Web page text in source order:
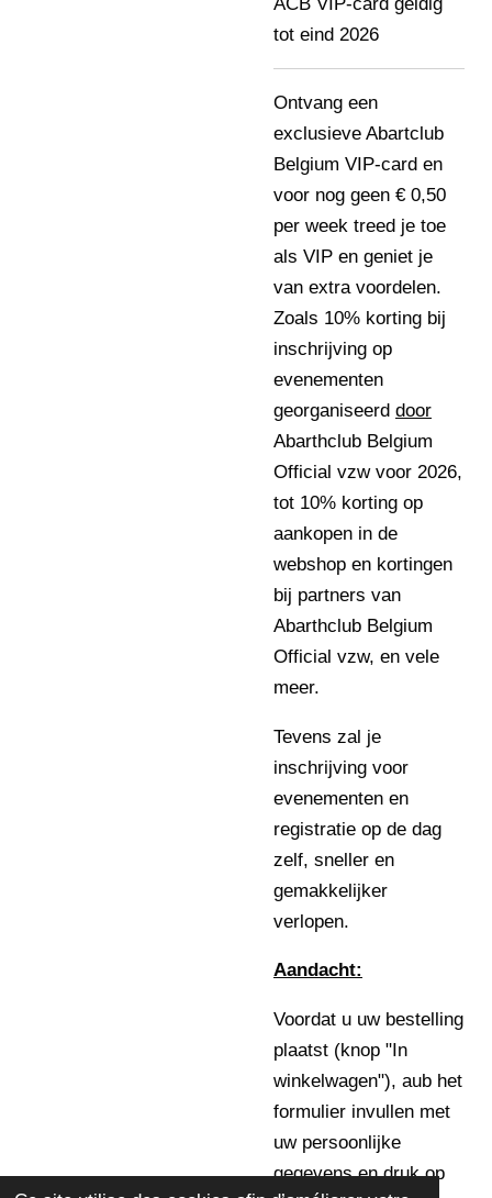
tot eind 2026
Ontvang een
exclusieve Abartclub
Belgium VIP-card en
voor nog geen € 0,50
per week treed je toe
als VIP en geniet je
van extra voordelen.
Zoals 10% korting bij
inschrijving op
evenementen
georganiseerd door
Abarthclub Belgium
Official vzw voor 2026,
tot 10% korting op
aankopen in de
webshop en kortingen
bij partners van
Abarthclub Belgium
Official vzw, en vele
meer.
Tevens zal je
inschrijving voor
evenementen en
registratie op de dag
zelf, sneller en
gemakkelijker
verlopen.
Aandacht:
Voordat u uw bestelling
plaatst (knop "In
winkelwagen"), aub het
formulier invullen met
uw persoonlijke
gegevens en druk op